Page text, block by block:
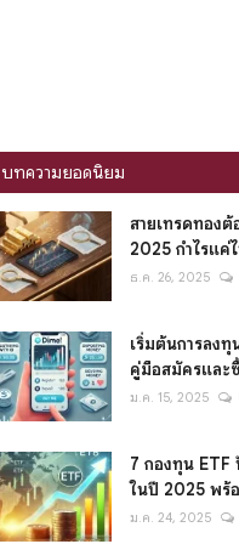
บทความยอดนิยม
สายเทรดทอง
2025 กำไรแค่
ธ.ค. 26, 2025
เริ่มต้นการลง
คู่มือสมัครและ
ม.ค. 15, 2025
7 กองทุน ETF
ในปี 2025 พร้
ม.ค. 24, 2025